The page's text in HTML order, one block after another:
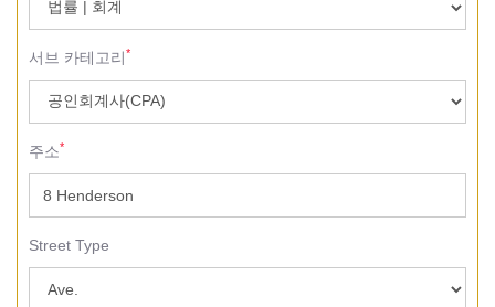
서브 카테고리*
주소*
Street Type